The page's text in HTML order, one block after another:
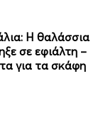
Η θαλάσσια
σε εφιάλτη –
για τα σκάφη